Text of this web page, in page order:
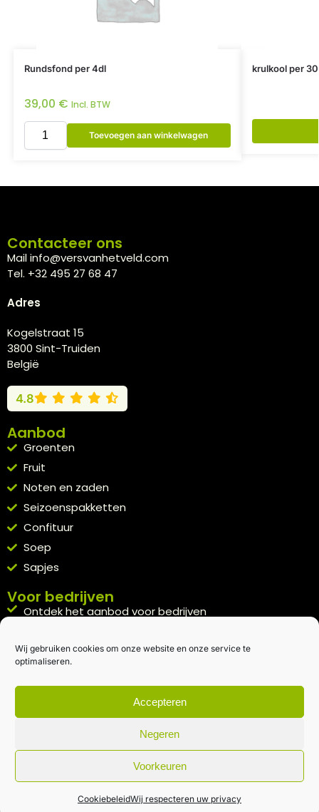
Wij gebruiken cookies om onze website en onze service te
optimaliseren.
Accepteren
Negeren
Voorkeuren
CookiebeleidWij respecteren uw privacy
Rundsfond per 4dl
39,00 € Incl. BTW
Toevoegen aan winkelwagen
krulkool per
Contacteer ons
Mail info@versvanhetveld.com
Tel. +32 495 27 68 47
Adres
Kogelstraat 15
3800 Sint-Truiden
België
4.8
Aanbod
Groenten
Fruit
Noten en zaden
Seizoenspakketten
Confituur
Soep
Sapjes
Voor bedrijven
Ontdek het aanbod voor bedrijven
Kennismakingspakket aanvragen
Blijft op de hoogte
Rechtstreeks van het veld naar je inbox.
Inschrijven nieuwsbrief
Algemene voorwaarden|Privacybeleid| gemaakt met door
creativitijd